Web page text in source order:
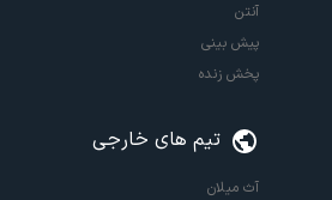
آنتن
پیش بینی
پخش زنده
تیم های خارجی
آث میلان